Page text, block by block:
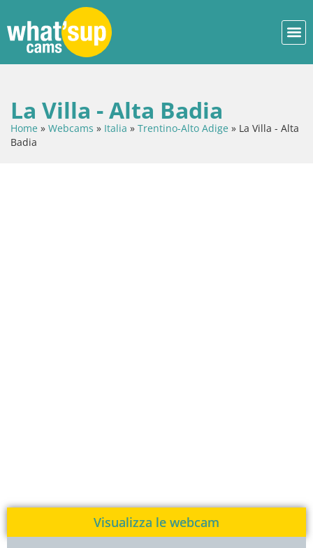
La Villa - Alta Badia
Home » Webcams » Italia » Trentino-Alto Adige » La Villa - Alta
Badia
Visualizza le webcam